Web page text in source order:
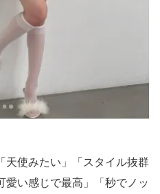
天使みたい」「スタイル抜群
い感じで最高」「秒でノッ